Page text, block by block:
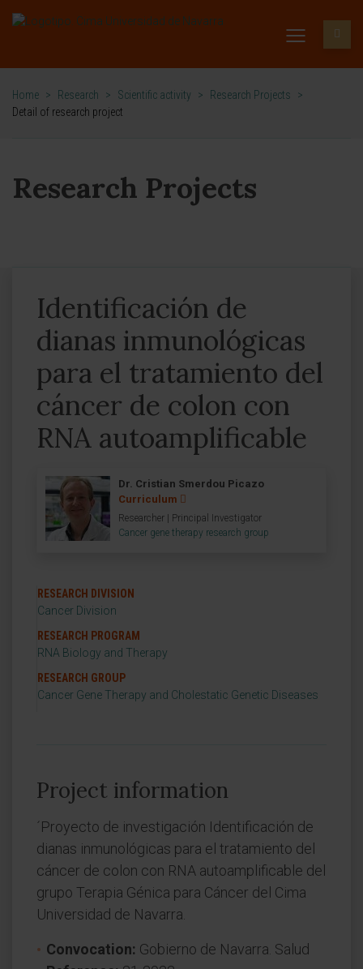
Home > Research > Scientific activity > Research Projects
>
Detail of research project
Research Projects
Identificación de
dianas inmunológicas
para el tratamiento del
cáncer de colon con
RNA autoamplificable
Dr. Cristian Smerdou Picazo
Curriculum
Researcher | Principal Investigator
Cancer gene therapy research group
RESEARCH DIVISION
Cancer Division
RESEARCH PROGRAM
RNA Biology and Therapy
RESEARCH GROUP
Cancer Gene Therapy and Cholestatic Genetic Diseases
Project information
´Proyecto de investigación Identificación de
dianas inmunológicas para el tratamiento del
cáncer de colon con RNA autoamplificable del
grupo Terapia Génica para Cáncer del Cima
Universidad de Navarra.
Convocation: Gobierno de Navarra. Salud